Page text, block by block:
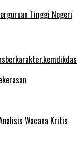
Tinggi Negeri
Wacana Kritis